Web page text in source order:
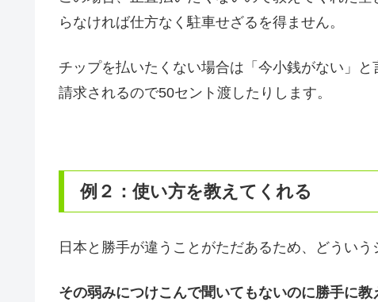
らなければ仕方なく駐車せざるを得ません。
チップを払いたくない場合は「今小銭がない」
請求されるので50セント渡したりします。
例２：使い方を教えてくれる
日本と勝手が違うことがただあるため、どうい
その弱みにつけこんで聞いてもないのに勝手に教